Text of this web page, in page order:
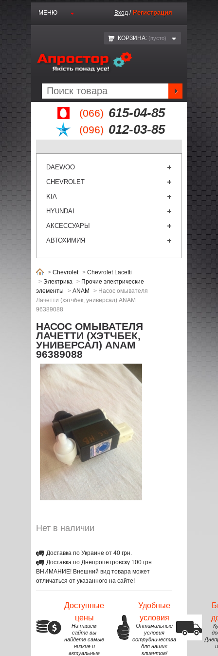
(066) 615-04-85
(096) 012-03-85
МЕНЮ Вход / Регистрация
КОРЗИНА: (пустo)
DAEWOO
CHEVROLET
KIA
HYUNDAI
АКСЕССУАРЫ
АВТОХИМИЯ
> Chevrolet > Chevrolet Lacetti
> Электрика > Прочие электрические
элементы
> ANAM > Насос омывателя
Лачетти (хэтчбек, универсал) ANAM
96389088
НАСОС ОМЫВАТЕЛЯ
ЛАЧЕТТИ (ХЭТЧБЕК,
УНИВЕРСАЛ) ANAM
96389088
Нет в наличии
Доставка по Украине от 40 грн.
Доставка по Днепропетровску 100 грн.
ВНИМАНИЕ! Внешний вид товара может
отличаться от указанного на сайте!
Доступные
цены
На нашем
сайте вы
найдете самые
низкие и
актуальные
Удобные
условия
Оптимальные
условия
сотрудничества
для наших
клиентов!